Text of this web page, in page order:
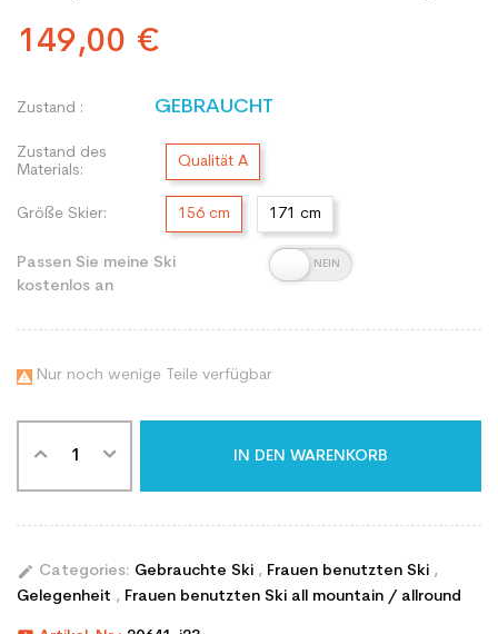
149,00 €
Zustand : GEBRAUCHT
Zustand des
Materials:
Qualität A
Größe Skier: 156 cm 171 cm
Passen Sie meine Ski
kostenlos an
 Nur noch wenige Teile verfügbar
IN DEN WARENKORB
edit Categories: Gebrauchte Ski , Frauen benutzten Ski ,
Gelegenheit , Frauen benutzten Ski all mountain / allround